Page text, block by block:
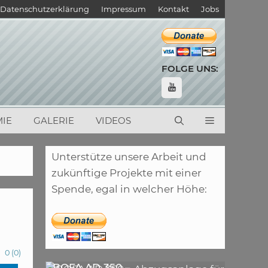
Datenschutzerklärung Impressum Kontakt Jobs
FOLGE UNS:
GALERIE VIDEOS
0 (0)
Unterstütze unsere Arbeit und
zukünftige Projekte mit einer
Spende, egal in welcher Höhe: